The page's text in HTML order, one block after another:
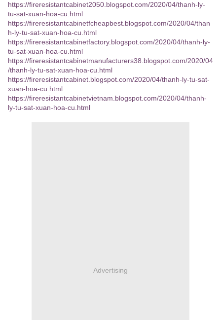
https://fireresistantcabinet2050.blogspot.com/2020/04/thanh-ly-
tu-sat-xuan-hoa-cu.html
https://fireresistantcabinetfcheapbest.blogspot.com/2020/04/than
h-ly-tu-sat-xuan-hoa-cu.html
https://fireresistantcabinetfactory.blogspot.com/2020/04/thanh-ly-
tu-sat-xuan-hoa-cu.html
https://fireresistantcabinetmanufacturers38.blogspot.com/2020/04
/thanh-ly-tu-sat-xuan-hoa-cu.html
https://fireresistantcabinet.blogspot.com/2020/04/thanh-ly-tu-sat-
xuan-hoa-cu.html
https://fireresistantcabinetvietnam.blogspot.com/2020/04/thanh-
ly-tu-sat-xuan-hoa-cu.html
Advertising